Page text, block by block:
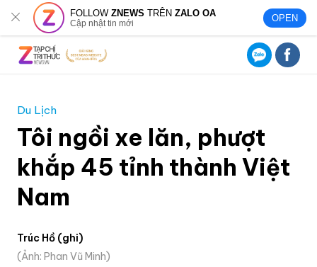
FOLLOWZNEWS TRÊNZALO OA
Cập nhật tin mới OPEN
Du Lịch
Tôi ngồi xe lăn, phượt
khắp 45 tỉnh thành Việt
Nam
Trúc Hồ (ghi)
Ảnh: Phan Vũ Minh